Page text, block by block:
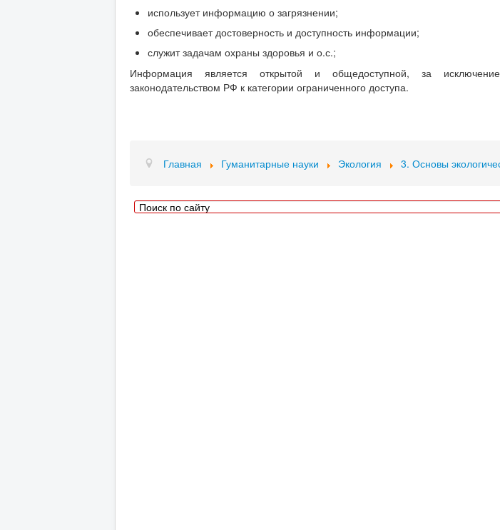
использует информацию о загрязнении;
обеспечивает достоверность и доступность информации;
служит задачам охраны здоровья и о.с.;
Информация является открытой и общедоступной, за
законодательством РФ к категории ограниченного доступа.
Главная Гуманитарные науки Экология 3. Основы